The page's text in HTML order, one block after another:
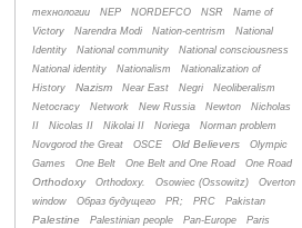
технологии
NEP NORDEFCO NSR
Name of
Victory
Narendra Modi Nation-centrism
National
Identity
National community
National consciousness
National identity
Nationalism
Nationalization of
History
Nazism Near East Negri
Neoliberalism
Netocracy
Network New Russia Newton
Nicholas
II
Nicolas II Nikolai II Noriega
Norman problem
Novgorod the Great
OSCE Old Believers
Olympic
Games
One Belt One Belt and One Road One Road
Orthodoxy Orthodoxy. Osowiec (Ossowitz)
Overton
window
Oбраз будущего PR; PRC Pakistan
Palestine Palestinian people Pan-Europe
Paris